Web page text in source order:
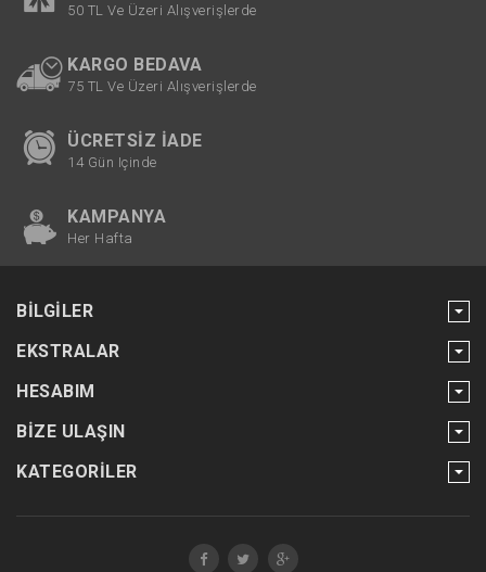
50 TL Ve Üzeri Alışverişlerde
KARGO BEDAVA
75 TL Ve Üzeri Alışverişlerde
ÜCRETSIZ İADE
14 Gün Içinde
KAMPANYA
Her Hafta
BILGILER
EKSTRALAR
HESABIM
BIZE ULAŞIN
KATEGORILER